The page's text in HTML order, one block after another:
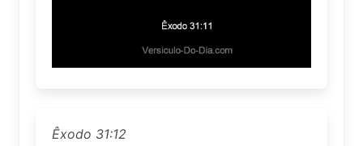
Êxodo 31:12